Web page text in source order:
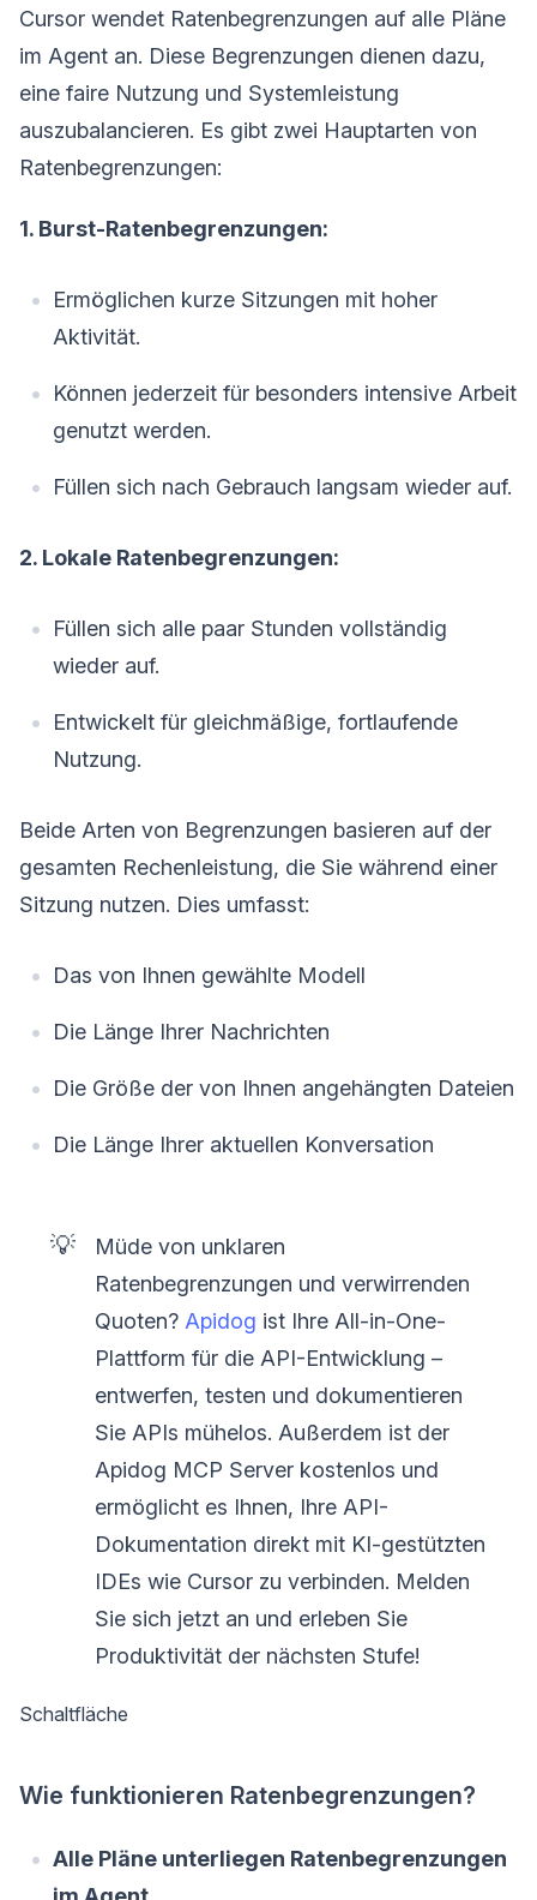
Cursor wendet Ratenbegrenzungen auf alle Pläne
im Agent an. Diese Begrenzungen dienen dazu,
eine faire Nutzung und Systemleistung
auszubalancieren. Es gibt zwei Hauptarten von
Ratenbegrenzungen:
1. Burst-Ratenbegrenzungen:
Ermöglichen kurze Sitzungen mit hoher
Aktivität.
Können jederzeit für besonders intensive Arbeit
genutzt werden.
Füllen sich nach Gebrauch langsam wieder auf.
2. Lokale Ratenbegrenzungen:
Füllen sich alle paar Stunden vollständig
wieder auf.
Entwickelt für gleichmäßige, fortlaufende
Nutzung.
Beide Arten von Begrenzungen basieren auf der
gesamten Rechenleistung, die Sie während einer
Sitzung nutzen. Dies umfasst:
Das von Ihnen gewählte Modell
Die Länge Ihrer Nachrichten
Die Größe der von Ihnen angehängten Dateien
Die Länge Ihrer aktuellen Konversation
💡
Müde von unklaren
Ratenbegrenzungen und verwirrenden
Quoten? Apidog ist Ihre All-in-One-
Plattform für die API-Entwicklung –
entwerfen, testen und dokumentieren
Sie APIs mühelos. Außerdem ist der
Apidog MCP Server kostenlos und
ermöglicht es Ihnen, Ihre API-
Dokumentation direkt mit KI-gestützten
IDEs wie Cursor zu verbinden. Melden
Sie sich jetzt an und erleben Sie
Produktivität der nächsten Stufe!
Schaltfläche
Wie funktionieren Ratenbegrenzungen?
Alle Pläne unterliegen Ratenbegrenzungen